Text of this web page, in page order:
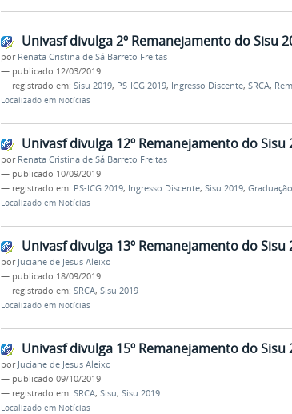
Univasf divulga 2º Remanejamento do Sisu
por Renata Cristina de Sá Barreto Freitas
— publicado 12/03/2019
— registrado em: Sisu 2019, PS-ICG 2019, Ingresso Discente, SRCA,
Localizado em Notícias
Univasf divulga 12º Remanejamento do Sisu
por Renata Cristina de Sá Barreto Freitas
— publicado 10/09/2019
— registrado em: PS-ICG 2019, Ingresso Discente, Sisu 2019, Graduação
Localizado em Notícias
Univasf divulga 13º Remanejamento do Sisu
por Juciane de Jesus Aleixo
— publicado 18/09/2019
— registrado em: SRCA, Sisu 2019
Localizado em Notícias
Univasf divulga 15º Remanejamento do Sisu
por Juciane de Jesus Aleixo
— publicado 09/10/2019
— registrado em: SRCA, Sisu, Sisu 2019
Localizado em Notícias